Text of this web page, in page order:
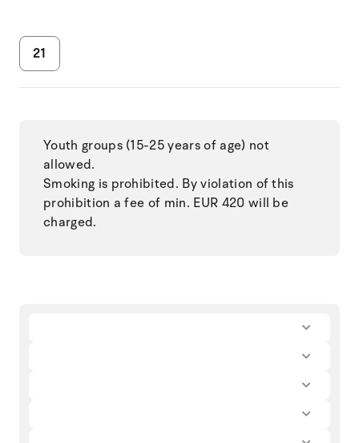
21
Youth groups (15-25 years of age) not
allowed.
Smoking is prohibited. By violation of this
prohibition a fee of min. EUR 420 will be
charged.